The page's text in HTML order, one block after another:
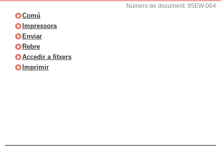
Número de document: 95EW-064
Comú
Impressora
Enviar
Rebre
Accedir a fitxers
Imprimir